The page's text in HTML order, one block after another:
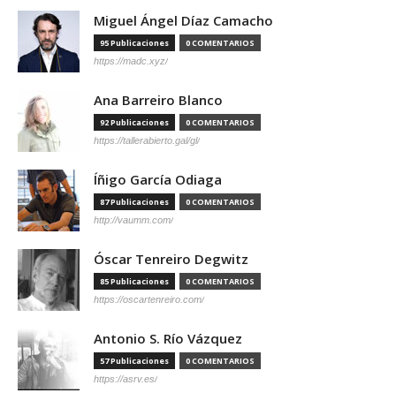
Miguel Ángel Díaz Camacho
95 Publicaciones 0 COMENTARIOS
https://madc.xyz/
Ana Barreiro Blanco
92 Publicaciones 0 COMENTARIOS
https://tallerabierto.gal/gl/
Íñigo García Odiaga
87 Publicaciones 0 COMENTARIOS
http://vaumm.com/
Óscar Tenreiro Degwitz
85 Publicaciones 0 COMENTARIOS
https://oscartenreiro.com/
Antonio S. Río Vázquez
57 Publicaciones 0 COMENTARIOS
https://asrv.es/